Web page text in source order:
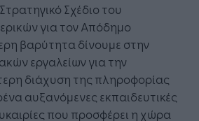
Σχέδιο του
για τον Απόδημο
βαρύτητα δίνουμε στην
εργαλείων για την
διάχυση της πληροφορίας
αυξανόμενες εκπαιδευτικές
που προσφέρει η χώρα